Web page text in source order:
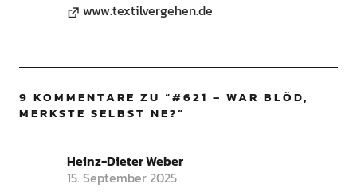
www.textilvergehen.de
9 KOMMENTARE ZU “#621 – WAR BLÖD,
MERKSTE SELBST NE?”
Heinz-Dieter Weber
15. September 2025